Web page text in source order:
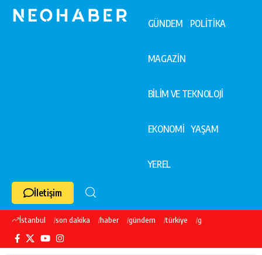
GÜNDEM POLİTİKA
MAGAZİN
BİLİM VE TEKNOLOJİ
EKONOMİ YAŞAM
YEREL
İletişim
İstanbul son dakika haber gündem türkiye galatasaray